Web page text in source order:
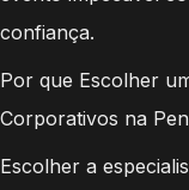
confiança.
Por que Escolher
Corporativos na
Escolher a